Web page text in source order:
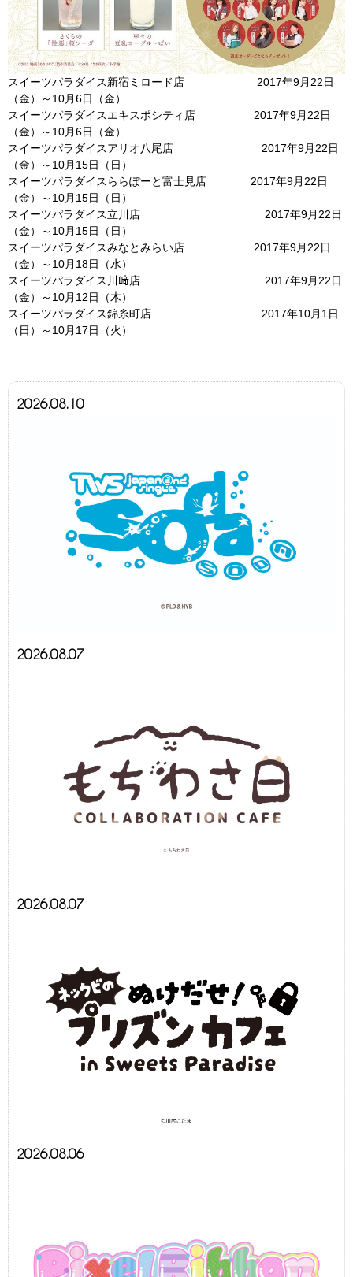
2026.08.10
2026.08.07
2026.08.07
2026.08.06
スイーツパラダイス新宿ミロード店 2017年9月22日
（金）～10月6日（金）
スイーツパラダイスエキスポシティ店 2017年9月22日
（金）～10月6日（金）
スイーツパラダイスアリオ八尾店 2017年9月22日
（金）～10月15日（日）
スイーツパラダイスららぽーと富士見店 2017年9月22日
（金）～10月15日（日）
スイーツパラダイス立川店 2017年9月22日
（金）～10月15日（日）
スイーツパラダイスみなとみらい店 2017年9月22日
（金）～10月18日（水）
スイーツパラダイス川﨑店 2017年9月22日
（金）～10月12日（木）
スイーツパラダイス錦糸町店 2017年10月1日
（日）～10月17日（火）